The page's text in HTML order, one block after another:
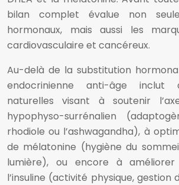
bilan complet évalue non
hormonaux, mais aussi les
cardiovasculaire et cancéreux.
Au-delà de la substitution
endocrinienne anti-âge inclut
naturelles visant à soutenir
hypophyso-surrénalien
rhodiole ou l’ashwagandha), à
de mélatonine (hygiène du
lumière), ou encore à
l’insuline (activité physique, gestion